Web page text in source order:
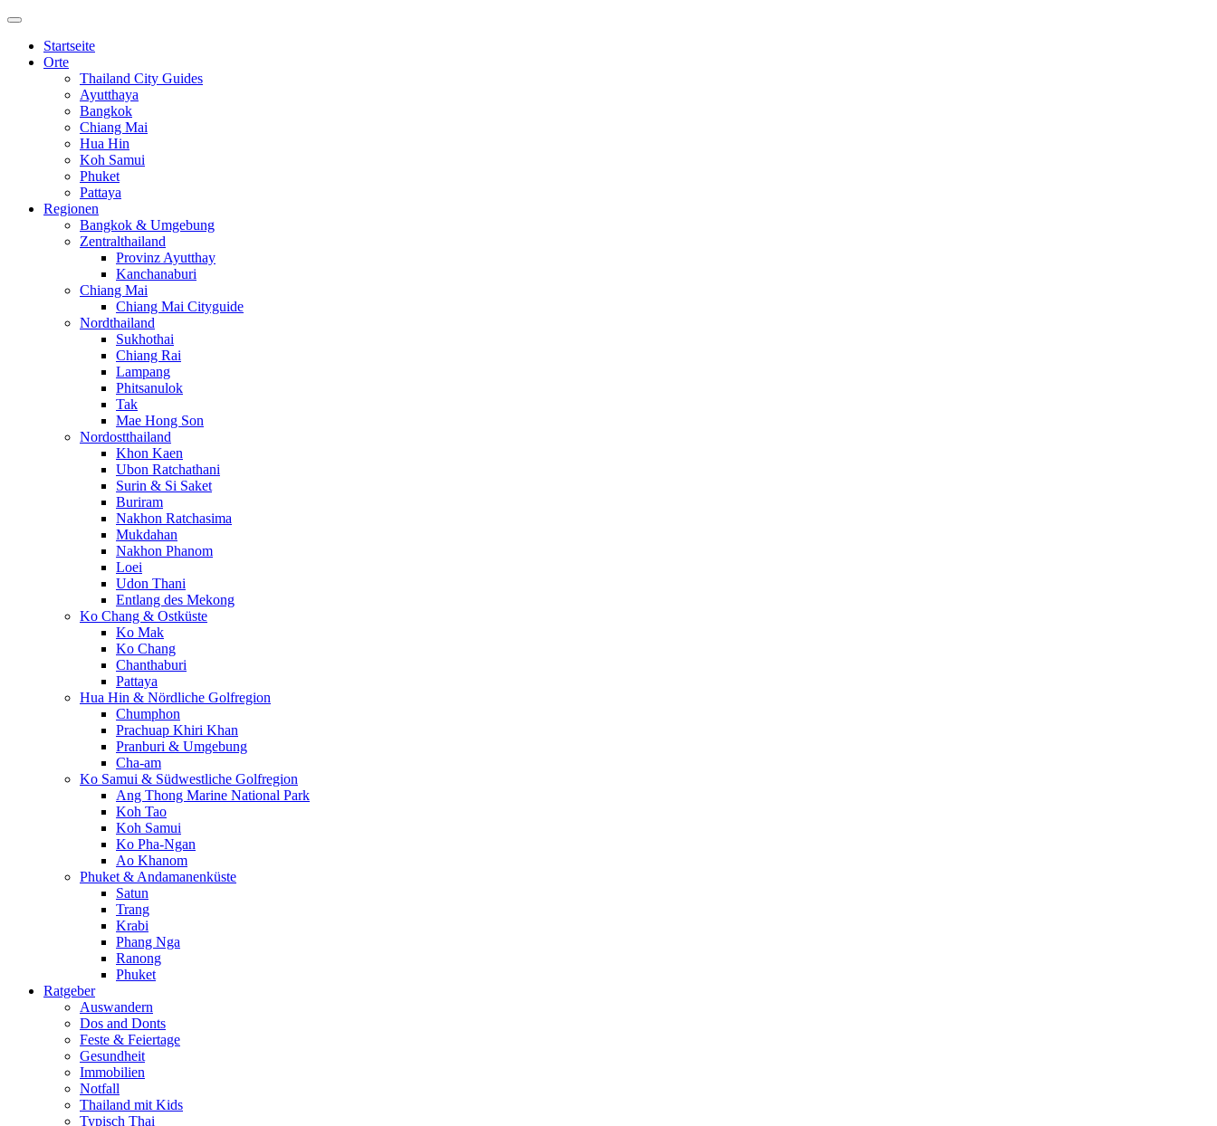
Startseite
Orte
Thailand City Guides
Ayutthaya
Bangkok
Chiang Mai
Hua Hin
Koh Samui
Phuket
Pattaya
Regionen
Bangkok & Umgebung
Zentralthailand
Provinz Ayutthay
Kanchanaburi
Chiang Mai
Chiang Mai Cityguide
Nordthailand
Sukhothai
Chiang Rai
Lampang
Phitsanulok
Tak
Mae Hong Son
Nordostthailand
Khon Kaen
Ubon Ratchathani
Surin & Si Saket
Buriram
Nakhon Ratchasima
Mukdahan
Nakhon Phanom
Loei
Udon Thani
Entlang des Mekong
Ko Chang & Ostküste
Ko Mak
Ko Chang
Chanthaburi
Pattaya
Hua Hin & Nördliche Golfregion
Chumphon
Prachuap Khiri Khan
Pranburi & Umgebung
Cha-am
Ko Samui & Südwestliche Golfregion
Ang Thong Marine National Park
Koh Tao
Koh Samui
Ko Pha-Ngan
Ao Khanom
Phuket & Andamanenküste
Satun
Trang
Krabi
Phang Nga
Ranong
Phuket
Ratgeber
Auswandern
Dos and Donts
Feste & Feiertage
Gesundheit
Immobilien
Notfall
Thailand mit Kids
Typisch Thai